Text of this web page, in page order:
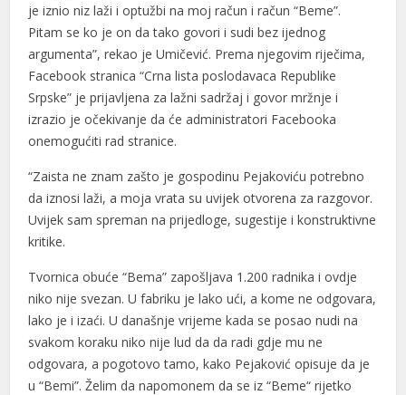
je iznio niz laži i optužbi na moj račun i račun “Beme”.
Pitam se ko je on da tako govori i sudi bez ijednog
argumenta”, rekao je Umičević. Prema njegovim riječima,
Facebook stranica “Crna lista poslodavaca Republike
Srpske” je prijavljena za lažni sadržaj i govor mržnje i
izrazio je očekivanje da će administratori Facebooka
onemogućiti rad stranice.
“Zaista ne znam zašto je gospodinu Pejakoviću potrebno
da iznosi laži, a moja vrata su uvijek otvorena za razgovor.
Uvijek sam spreman na prijedloge, sugestije i konstruktivne
kritike.
Tvornica obuće “Bema” zapošljava 1.200 radnika i ovdje
niko nije svezan. U fabriku je lako ući, a kome ne odgovara,
lako je i izaći. U današnje vrijeme kada se posao nudi na
svakom koraku niko nije lud da da radi gdje mu ne
odgovara, a pogotovo tamo, kako Pejaković opisuje da je
u “Bemi”. Želim da napomonem da se iz “Beme“ rijetko